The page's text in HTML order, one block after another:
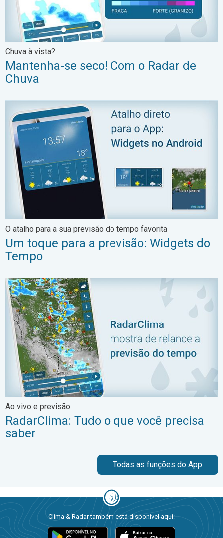
Chuva à vista?
Mantenha-se seco! Com o Radar de
Chuva
Um toque para a previsão: Widgets do Tempo. O atalho
O atalho para a sua previsão do tempo favorita
Um toque para a previsão: Widgets do
Tempo
RadarClima: Tudo o que você precisa saber. Ao vivo e
Ao vivo e previsão
RadarClima: Tudo o que você precisa
saber
Todas as funções do App
Clima & Radar também está disponível aqui: